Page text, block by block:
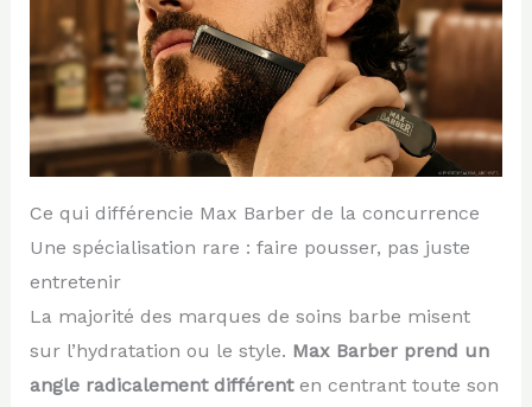
Ce qui différencie Max Barber de la concurrence
Une spécialisation rare : faire pousser, pas juste
entretenir
La majorité des marques de soins barbe misent
sur l’hydratation ou le style. Max Barber prend un
angle radicalement différenten centrant toute son